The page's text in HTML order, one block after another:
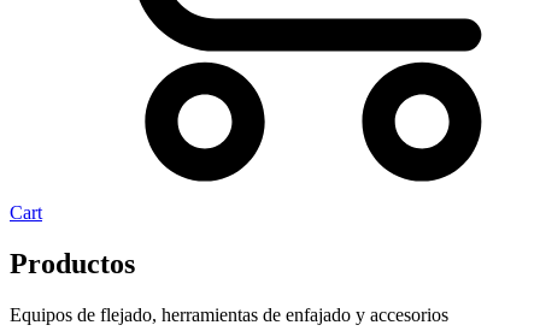
Cart
Productos
Equipos de flejado, herramientas de enfajado y accesorios